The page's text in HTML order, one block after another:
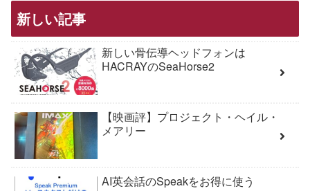
新しい記事
新しい骨伝導ヘッドフォンは
HACRAYのSeaHorse2
【映画評】プロジェクト・ヘイル・
メアリー
AI英会話のSpeakをお得に使う